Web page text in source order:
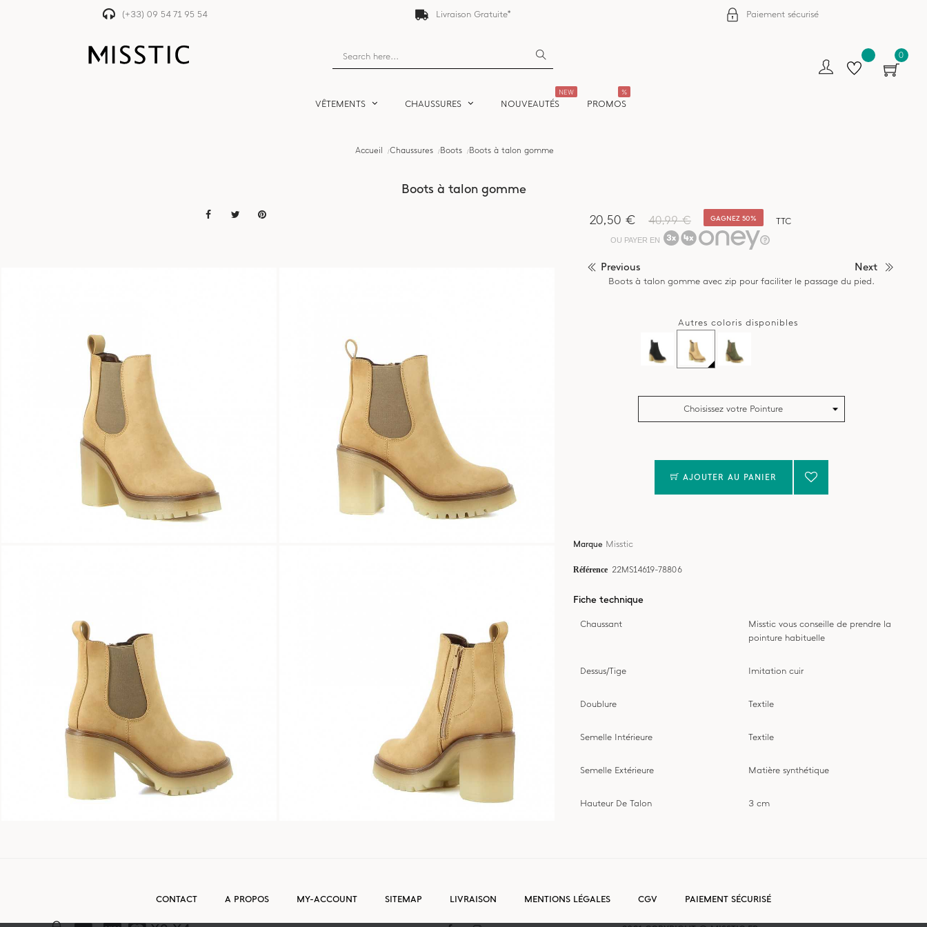
(+33) 09 54 71 95 54 Livraison Gratuite* Paiement sécurisé
0
VÊTEMENTS CHAUSSURES NOUVEAUTÉS
NEW
PROMOS
%
Accueil Chaussures Boots Boots à talon gomme
Boots à talon gomme
20,50 € 40,99 € GAGNEZ 50% TTC
OU PAYER EN
Boots à talon gomme avec zip pour faciliter le passage du pied.
Autres coloris disponibles
Choisissez votre Pointure
AJOUTER AU PANIER
Previous Next
Marque Misstic
Référence 22MS14619-78806
Fiche technique
Chaussant
Misstic vous conseille de prendre la
pointure habituelle
Dessus/Tige Imitation cuir
Doublure Textile
Semelle Intérieure Textile
Semelle Extérieure Matière synthétique
Hauteur De Talon 3 cm
CONTACT A PROPOS MY-ACCOUNT SITEMAP LIVRAISON MENTIONS LÉGALES CGV PAIEMENT SÉCURISÉ